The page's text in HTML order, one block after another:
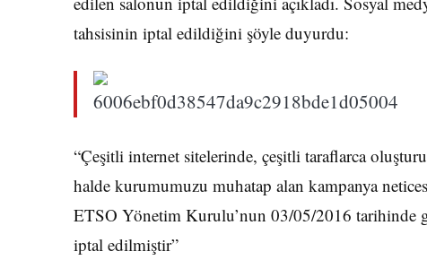
tahsisinin iptal edildiğini şöyle duyurdu:
“Çeşitli internet sitelerinde, çeşitli taraflarca
halde kurumumuzu muhatap alan kampanya
ETSO Yönetim Kurulu’nun 03/05/2016 tarihinde
iptal edilmiştir”